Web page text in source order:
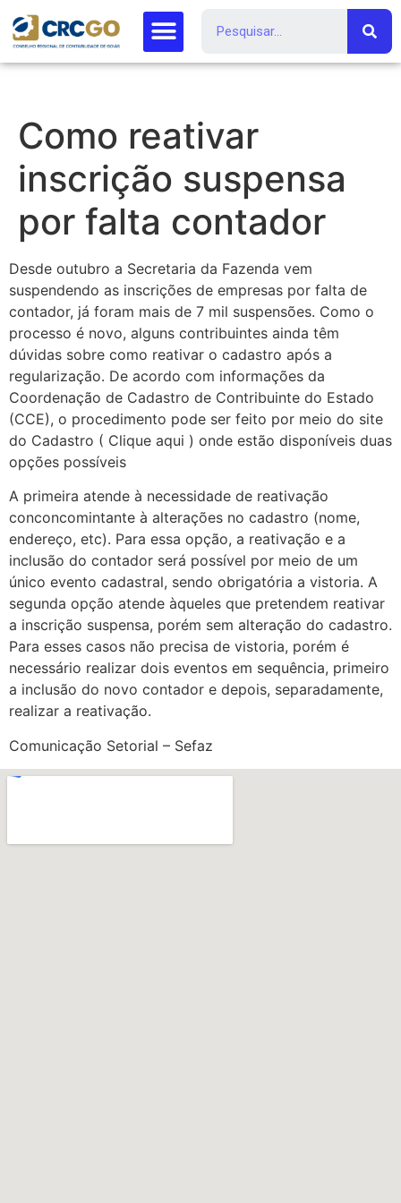
Como reativar
inscrição suspensa
por falta contador
Desde outubro a Secretaria da Fazenda vem
suspendendo as inscrições de empresas por falta de
contador, já foram mais de 7 mil suspensões. Como o
processo é novo, alguns contribuintes ainda têm
dúvidas sobre como reativar o cadastro após a
regularização. De acordo com informações da
Coordenação de C​adastro de Contribuinte do Estado
(CCE), o procedimento pode ser feito por meio do site
do Cadastro ( Clique aqui ) onde estão disponíveis duas
opções possíveis
A primeira atende à necessidade de reativação
conconcomintante à alterações no cadastro (nome,
endereço, etc). Para essa opção, a reativação e a
inclusão do contador será possível por meio de um
único evento cadastral, sendo obrigatória a vistoria. A
segunda opção atende àqueles que pretendem reativar
a inscrição suspensa, porém sem alteração do cadastro.
Para esses casos não precisa de vistoria, porém é
necessário realizar dois eventos em sequência, primeiro
a inclusão do novo contador e depois, separadamente,
realizar a reativação.
Comunicação Setorial – Sefaz